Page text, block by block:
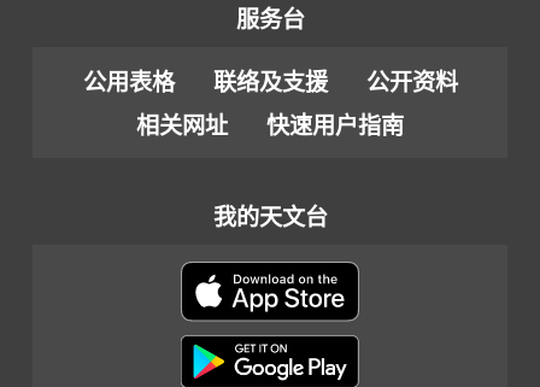
服务台
公用表格 联络及支援
公开资料
相关网址
快速用户指南
我的天文台